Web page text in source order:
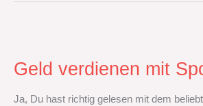
Geld verdienen mit
Ja,‭ ‬Du hast richtig gelesen mit dem
mit
Spotify